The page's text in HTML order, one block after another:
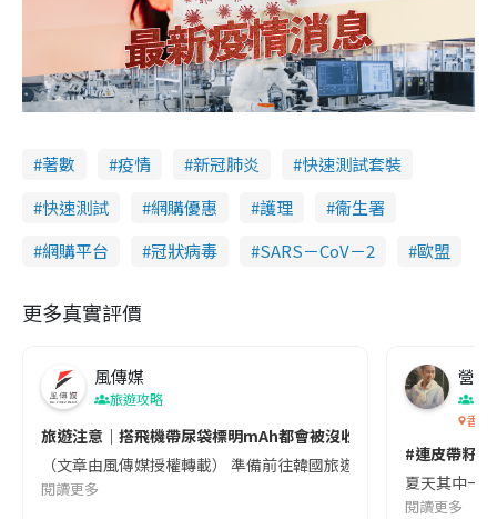
著數 疫情 新冠肺炎
快速測試套裝
快速測試
網購優惠 護理
衞生署
網購平台
冠狀病毒 SARS－CoV－2 歐盟
更多真實評價
風傳媒
旅遊攻略
旅遊注意｜搭飛機帶尿袋標明mAh都會被沒收😱出發前切記檢查
（文章由風傳媒授權轉載） 準備前往韓國旅遊的民眾，近期要
閱讀更多
營養
香港
#連皮帶籽
夏天其中一
閱讀更多